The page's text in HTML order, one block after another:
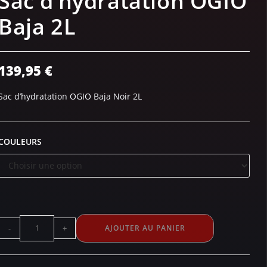
2L
€
d’hydratation OGIO Baja Noir 2L
- + AJOUTER AU PANIER